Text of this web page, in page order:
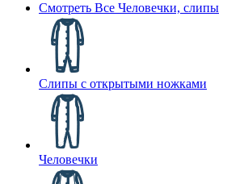
Смотреть Все Человечки, слипы
Слипы с открытыми ножками
Человечки